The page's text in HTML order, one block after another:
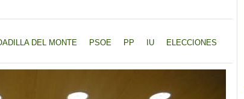
DEL MONTE PSOE PP IU
ELECCIONES